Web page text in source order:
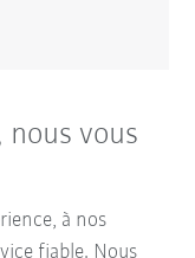
nous vous
à nos
fiable. Nous